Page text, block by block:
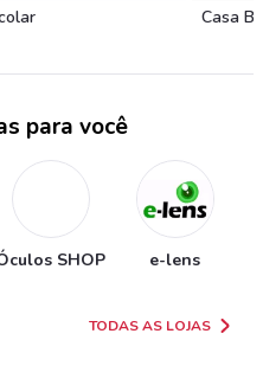
Casa
para você
SHOP e-lens
TODAS AS LOJAS